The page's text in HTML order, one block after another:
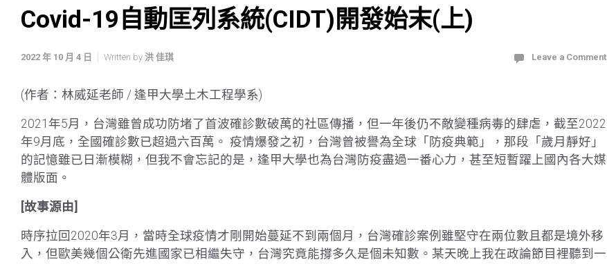
Covid-19自動匡列系統(CIDT)開發始末(上)
2022 年 10 月 4 日 Written by 洪 佳琪 Leave a Comment
(作者：林威延老師 / 逢甲大學土木工程學系)
2021年5月，台灣雖曾成功防堵了首波確診數破萬的社區傳播，但一年後仍不敵變種病毒的肆虐，截至2022
年9月底，全國確診數已超過六百萬。 疫情爆發之初，台灣曾被譽為全球「防疫典範」，那段「歲月靜好」
的記憶雖已日漸模糊，但我不會忘記的是，逢甲大學也為台灣防疫盡過一番心力，甚至短暫躍上國內各大媒
體版面。
[故事源由]
時序拉回2020年3月，當時全球疫情才剛開始蔓延不到兩個月，台灣確診案例雖堅守在兩位數且都是境外移
入，但歐美幾個公衛先進國家已相繼失守，台灣究竟能撐多久是個未知數。某天晚上我在政論節目裡聽到一